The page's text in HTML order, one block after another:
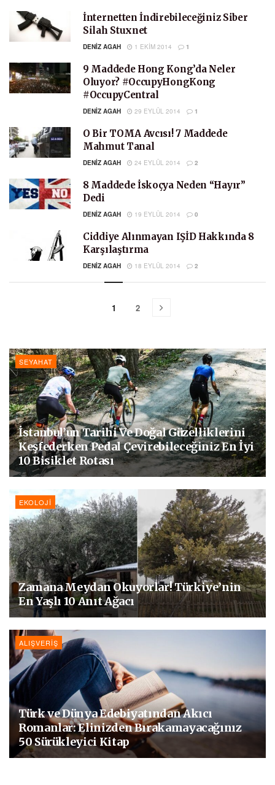
İnternetten İndirebileceğiniz Siber
Silah Stuxnet
DENIZ AGAH 1 EKIM 2014 1
9 Maddede Hong Kong’da Neler
Oluyor? #OccupyHongKong
#OccupyCentral
DENIZ AGAH 29 EYLÜL 2014 1
O Bir TOMA Avcısı! 7 Maddede
Mahmut Tanal
DENIZ AGAH 24 EYLÜL 2014 2
8 Maddede İskoçya Neden “Hayır”
Dedi
DENIZ AGAH 19 EYLÜL 2014 0
Ciddiye Alınmayan IŞİD Hakkında 8
Karşılaştırma
DENIZ AGAH 18 EYLÜL 2014 2
1 2
SEYAHAT
İstanbul’un Tarihi Ve Doğal Güzelliklerini
Keşfederken Pedal Çevirebileceğiniz En İyi
10 Bisiklet Rotası
EKOLOJI
Zamana Meydan Okuyorlar! Türkiye’nin
En Yaşlı 10 Anıt Ağacı
ALIŞVERIŞ
Türk ve Dünya Edebiyatından Akıcı
Romanlar: Elinizden Bırakamayacağınız
50 Sürükleyici Kitap